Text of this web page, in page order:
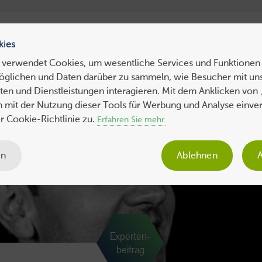
Hosting
Tipps Business Sicherheit SEO Expertenbeiträge
Experten-
beitrag
verwendet Cookies, um wesentliche Services und
und Daten darüber zu sammeln, wie Besucher mit
und Dienstleistungen interagieren. Mit dem Anklicken von
mit der Nutzung dieser Tools für Werbung und Analyse
Cookie-Richtlinie zu. Erfahren Sie mehr.
Ablehnen